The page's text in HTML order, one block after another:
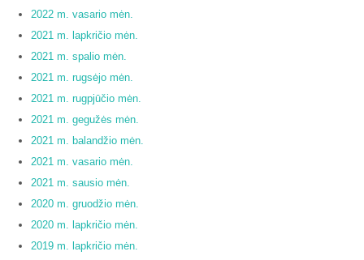
2022 m. vasario mėn.
2021 m. lapkričio mėn.
2021 m. spalio mėn.
2021 m. rugsėjo mėn.
2021 m. rugpjūčio mėn.
2021 m. gegužės mėn.
2021 m. balandžio mėn.
2021 m. vasario mėn.
2021 m. sausio mėn.
2020 m. gruodžio mėn.
2020 m. lapkričio mėn.
2019 m. lapkričio mėn.